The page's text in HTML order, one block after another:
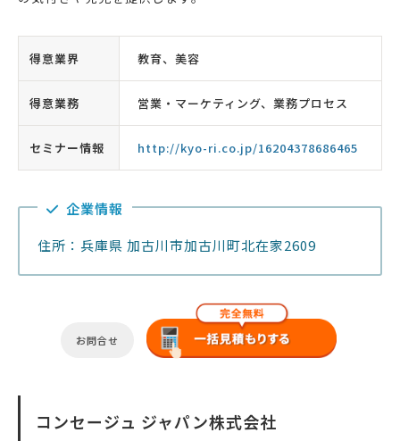
得意業界 教育、美容
得意業務 営業・マーケティング、業務プロセス
セミナー情報 http://kyo-ri.co.jp/16204378686465
企業情報
住所：兵庫県 加古川市加古川町北在家2609
お問合せ
コンセージュ ジャパン株式会社